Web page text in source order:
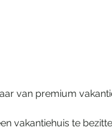
van premium
vakantiehuis te